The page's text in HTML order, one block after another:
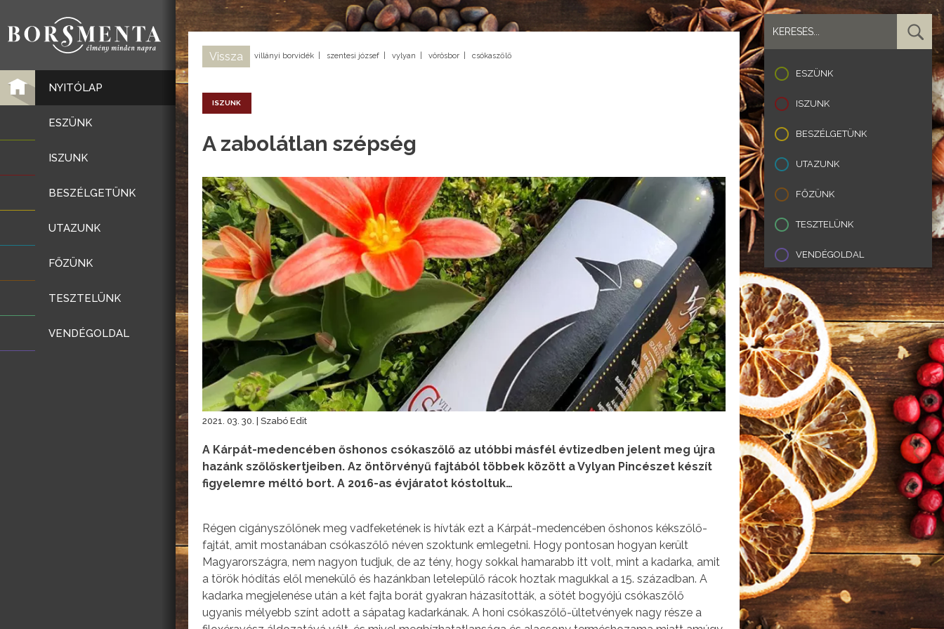
NYITÓLAP
ESZÜNK
ISZUNK
BESZÉLGETÜNK
UTAZUNK
FŐZÜNK
TESZTELÜNK
VENDÉGOLDAL
Vissza villányi borvidék szentesi józsef vylyan vörösbor csókaszőlő
ISZUNK
A zabolátlan szépség
2021. 03. 30. | Szabó Edit
A Kárpát-medencében őshonos csókaszőlő az utóbbi másfél évtizedben jelent meg újra
hazánk szőlőskertjeiben. Az öntörvényű fajtából többek között a Vylyan Pincészet készít
figyelemre méltó bort. A 2016-as évjáratot kóstoltuk…
Régen cigányszőlőnek meg vadfeketének is hívták ezt a Kárpát-medencében őshonos kékszőlő-
fajtát, amit mostanában csókaszőlő néven szoktunk emlegetni. Hogy pontosan hogyan került
Magyarországra, nem nagyon tudjuk, de az tény, hogy sokkal hamarabb itt volt, mint a kadarka, amit
a török hódítás elől menekülő és hazánkban letelepülő rácok hoztak magukkal a 15. században. A
kadarka megjelenése után a két fajta borát gyakran házasították, a sötét bogyójú csókaszőlő
ugyanis mélyebb színt adott a sápatag kadarkának. A honi csókaszőlő-ültetvények nagy része a
ESZÜNK
ISZUNK
BESZÉLGETÜNK
UTAZUNK
FŐZÜNK
TESZTELÜNK
VENDÉGOLDAL